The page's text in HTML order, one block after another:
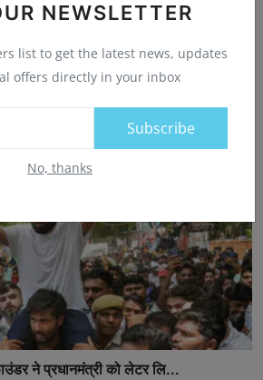
NEWSLETTER
list to get the latest news, updates
offers directly in your inbox
Subscribe
No, thanks
ने प्रधानमंत्री को लेटर लि...